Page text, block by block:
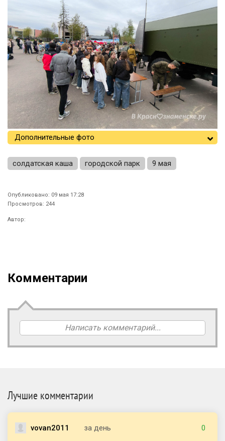
Дополнительные фото
солдатская каша городской парк 9 мая
Опубликовано: 09 мая 17:28
Просмотров: 244
Автор:
Комментарии
Написать комментарий...
Лучшие комментарии
vovan2011 за день
0